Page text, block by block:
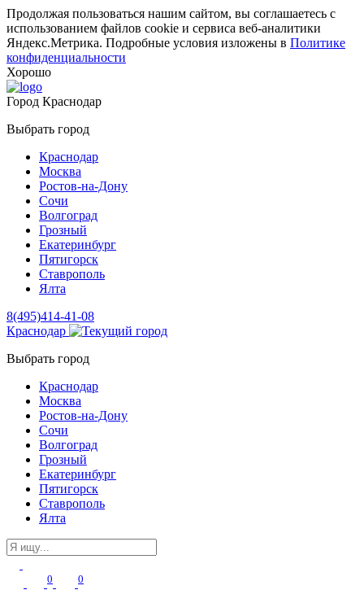
Продолжая пользоваться нашим сайтом, вы соглашаетесь с
использованием файлов cookie и сервиса веб-аналитики
Яндекс.Метрика. Подробные условия изложены в Политике
конфиденциальности
Хорошо
Город Краснодар
Выбрать город
Краснодар
Москва
Ростов-на-Дону
Сочи
Волгоград
Грозный
Екатеринбург
Пятигорск
Ставрополь
Ялта
8(495)414-41-08
Краснодар
Выбрать город
Краснодар
Москва
Ростов-на-Дону
Сочи
Волгоград
Грозный
Екатеринбург
Пятигорск
Ставрополь
Ялта
0 0